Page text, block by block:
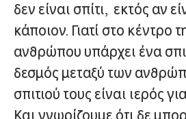
δεν είναι σπίτι, εκτός αν
κάποιον. Γιατί στο κέντρο
ανθρώπου υπάρχει ένα
δεσμός μεταξύ των
σπιτιού τους είναι ιερός
Και γνωρίζουμε ότι δε